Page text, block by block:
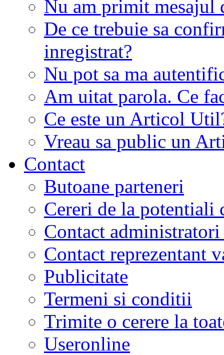
Nu am primit mesajul
De ce trebuie sa
inregistrat?
Nu pot sa ma
Am uitat parola. Ce
Ce este un Articol
Vreau sa public un
Contact
Butoane parteneri
Cereri de la potentiali
Contact
Contact reprezentant
Publicitate
Termeni si conditii
Trimite o cerere la
Useronline